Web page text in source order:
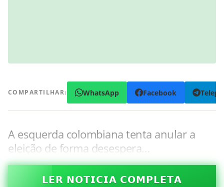
COMPARTILHAR: WhatsApp Facebook
A esquerda colombiana tenta anular a
eleição de forma desespera…
𝗟𝗘𝗥 𝗡𝗢𝗧𝗜𝗖𝗜𝗔 𝗖𝗢𝗠𝗣𝗟𝗘𝗧𝗔